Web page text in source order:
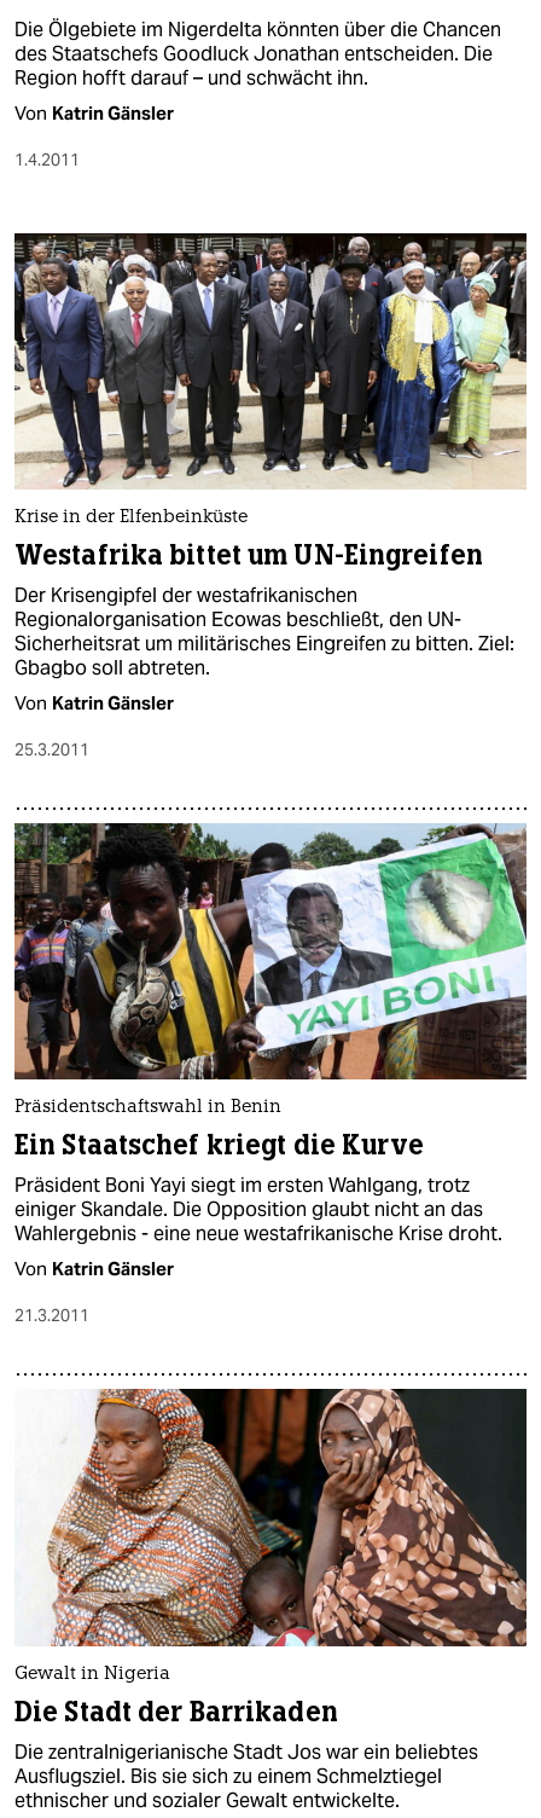
Die Ölgebiete im Nigerdelta könnten über die Chancen
des Staatschefs Goodluck Jonathan entscheiden. Die
Region hofft darauf – und schwächt ihn.
Von Katrin Gänsler
1.4.2011
Krise in der Elfenbeinküste
Westafrika bittet um UN-Eingreifen
Der Krisengipfel der westafrikanischen
Regionalorganisation Ecowas beschließt, den UN-
Sicherheitsrat um militärisches Eingreifen zu bitten. Ziel:
Gbagbo soll abtreten.
Von Katrin Gänsler
25.3.2011
Präsidentschaftswahl in Benin
Ein Staatschef kriegt die Kurve
Präsident Boni Yayi siegt im ersten Wahlgang, trotz
einiger Skandale. Die Opposition glaubt nicht an das
Wahlergebnis - eine neue westafrikanische Krise droht.
Von Katrin Gänsler
21.3.2011
Gewalt in Nigeria
Die Stadt der Barrikaden
Die zentralnigerianische Stadt Jos war ein beliebtes
Ausflugsziel. Bis sie sich zu einem Schmelztiegel
ethnischer und sozialer Gewalt entwickelte.